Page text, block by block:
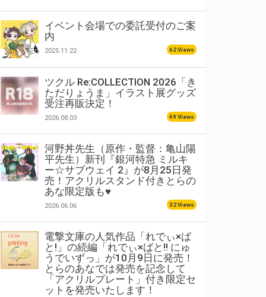
イベント会場での委託受付のご案
内
2025.11.22 62 Views
ツクル Re:COLLECTION 2026「き
ただりょうま」イラスト展グッズ
受注再販決定！
2026.08.03 49 Views
河野丼先生（原作・監督：亀山陽
平先生）新刊『銀河特急 ミルキ
ー☆サブウェイ 2』が8月25日発
売！アクリルスタンド付きとらの
あな限定版も♥
2026.06.06 32 Views
電撃文庫の人気作品「れでぃ×ば
と!」の続編「れでぃ×ばと!! にゅ
うでいずっ」が10月9日に発売！
とらのあなでは発売を記念して
「アクリルプレート」付き限定セ
ットを発売いたします！